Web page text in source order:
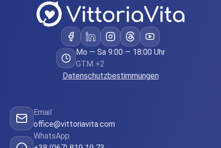
Mo — Sa 9:00 — 18:00 Uhr
GTM +2
Datenschutzbestimmungen
Email
office@vittoriavita.com
WhatsApp